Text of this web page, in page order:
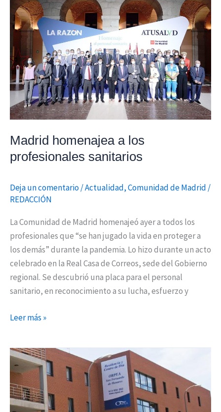
Madrid homenajea a los
profesionales sanitarios
Deja un comentario/Actualidad,Comunidad de Madrid /
REDACCIÓN
La Comunidad de Madrid homenajeó ayer a todos los
profesionales que “se han jugado la vida en proteger a
los demás” durante la pandemia. Lo hizo durante un acto
celebrado en la Real Casa de Correos, sede del Gobierno
regional. Se descubrió una placa para el personal
sanitario, en reconocimiento a su lucha, esfuerzo y
homenajea
los
profesionales
sanitarios
Leer más »
Sanidad
interviene
144
residencias
y